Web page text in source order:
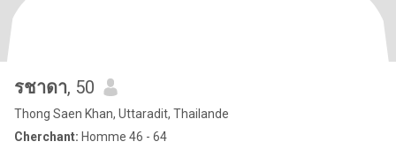
รชาดา, 50
Thong Saen Khan, Uttaradit, Thailande
Cherchant: Homme 46 - 64